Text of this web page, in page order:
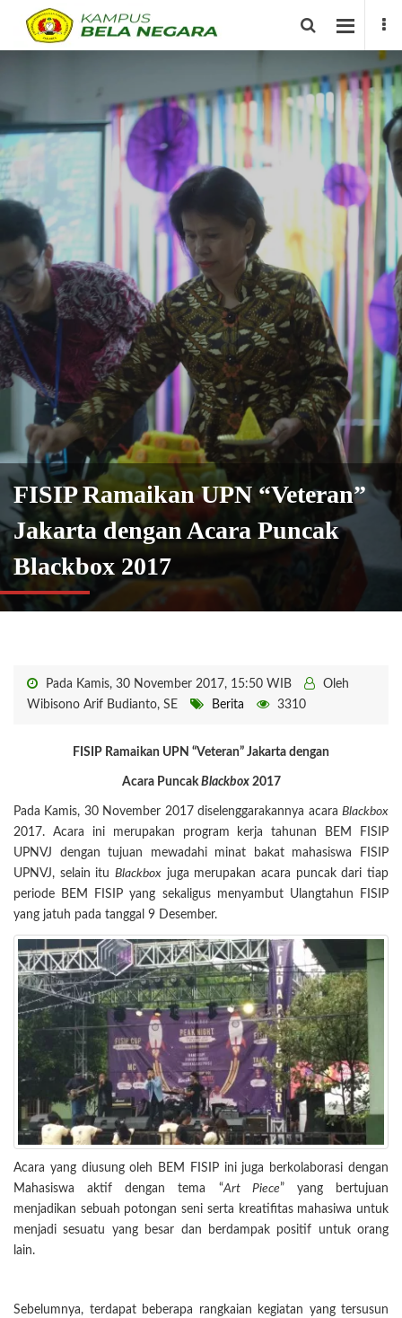
FISIP Ramaikan UPN “Veteran”
Jakarta dengan Acara Puncak
Blackbox 2017
Pada Kamis, 30 November 2017, 15:50 WIB
Oleh
Wibisono Arif Budianto, SE
Berita 3310
FISIP Ramaikan UPN “Veteran” Jakarta dengan
Acara PuncakBlackbox2017
Pada Kamis, 30 November 2017 diselenggarakannya acara Blackbox
2017. Acara ini merupakan program kerja tahunan BEM FISIP
UPNVJ dengan tujuan mewadahi minat bakat mahasiswa FISIP
UPNVJ, selain itu Blackbox juga merupakan acara puncak dari tiap
periode BEM FISIP yang sekaligus menyambut Ulangtahun FISIP
yang jatuh pada tanggal 9 Desember.
Acara yang diusung oleh BEM FISIP ini juga berkolaborasi dengan
Mahasiswa aktif dengan tema “Art Piece” yang bertujuan
menjadikan sebuah potongan seni serta kreatifitas mahasiwa untuk
menjadi sesuatu yang besar dan berdampak positif untuk orang
lain.
Sebelumnya, terdapat beberapa rangkaian kegiatan yang tersusun